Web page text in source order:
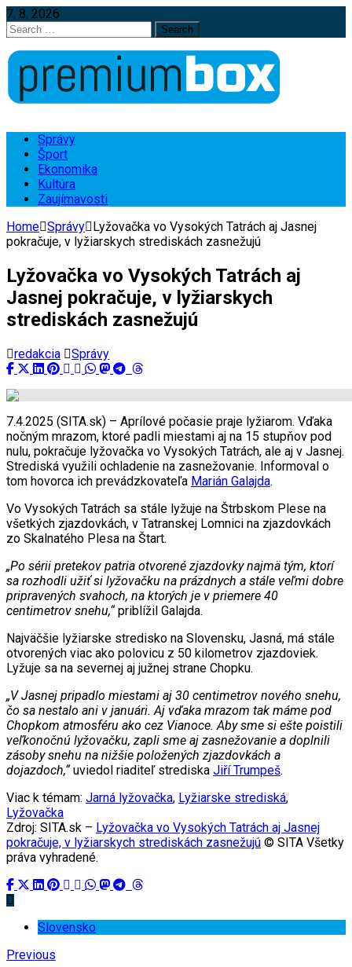
7. 8. 2026
Search
for:
Správy
Šport
Ekonomika
Kultúra
Zaujímavosti
Home Správy Lyžovačka vo Vysokých Tatrách aj Jasnej
pokračuje, v lyžiarskych strediskách zasnežujú
Lyžovačka vo Vysokých Tatrách aj
Jasnej pokračuje, v lyžiarskych
strediskách zasnežujú
redakcia Správy
7.4.2025 (SITA.sk) – Aprílové počasie praje lyžiarom. Vďaka
nočným mrazom, ktoré padli miestami aj na 15 stupňov pod
nulu, pokračuje lyžovačka vo Vysokých Tatrách, ale aj v Jasnej.
Strediská využili ochladenie na zasnežovanie. Informoval o
tom hovorca ich prevádzkovateľa Marián Galajda.
Vo Vysokých Tatrách sa stále lyžuje na Štrbskom Plese na
všetkých zjazdovkách, v Tatranskej Lomnici na zjazdovkách
zo Skalnatého Plesa na Štart.
„Po sérii pretekov patria otvorené zjazdovky najmä tým, ktorí
sa rozhodli užiť si lyžovačku na prázdnych a stále veľmi dobre
pripravených svahoch, na ktorých je v priemere 40
centimetrov snehu,“priblížil Galajda.
Najväčšie lyžiarske stredisko na Slovensku, Jasná, má stále
otvorených viac ako polovicu z 50 kilometrov zjazdoviek.
Lyžuje sa na severnej aj južnej strane Chopku.
„V Jasnej pripadlo miestami aj 30 centimetrov nového snehu,
čo sa nestalo ani v januári. Aj vďaka mrazom tak máme pod
Chopkom atmosféru ako cez Vianoce. Aby sme si ešte poistili
veľkonočnú lyžovačku, zapli sme aj zasnežovanie a doplnili
zásoby snehu na nižšie položených zjazdovkách a
dojazdoch,“uviedol riaditeľ strediska Jiří Trumpeš.
Viac k témam: Jarná lyžovačka, Lyžiarske strediská,
Lyžovačka
Zdroj: SITA.sk – Lyžovačka vo Vysokých Tatrách aj Jasnej
pokračuje, v lyžiarskych strediskách zasnežujú © SITA Všetky
práva vyhradené.
Slovensko
Previous